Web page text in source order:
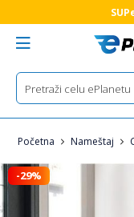
Početna Nameštaj
-29%